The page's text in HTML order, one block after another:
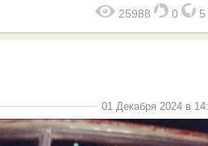
25988 0 5
01 Декабря 2024 в